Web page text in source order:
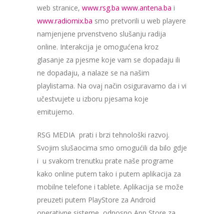
web stranice, www.rsg.ba www.antena.ba i
www.radiomix.ba smo pretvorili u web playere
namjenjene prvenstveno slušanju radija
online. Interakcija je omogućena kroz
glasanje za pjesme koje vam se dopadaju ili
ne dopadaju, a nalaze se na našim
playlistama. Na ovaj način osiguravamo da i vi
učestvujete u izboru pjesama koje
emitujemo.
RSG MEDIA prati i brzi tehnološki razvoj.
Svojim slušaocima smo omogućili da bilo gdje
i u svakom trenutku prate naše programe
kako online putem tako i putem aplikacija za
mobilne telefone i tablete. Aplikacija se može
preuzeti putem PlayStore za Android